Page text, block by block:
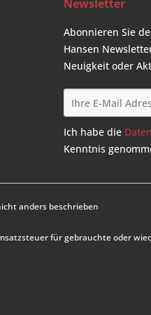
Newsletter
Abonnieren Sie
Hansen
Neuigkeit oder
Ich habe die
Kenntnis
anders beschrieben
für gebrauchte oder